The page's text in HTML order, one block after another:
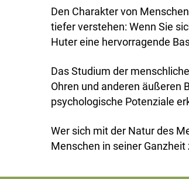
Den Charakter von
tiefer verstehen: Wenn Sie
Huter eine hervorragende
Das Studium der
Ohren und anderen äußeren
psychologische Potenziale
Wer sich mit der Natur des
Menschen in seiner